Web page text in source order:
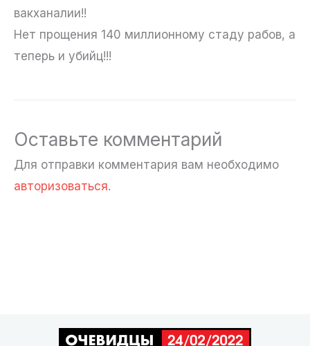
вакханалии!!
Нет прощения 140 миллионному стаду рабов, а
теперь и убийц!!!
Оставьте комментарий
Для отправки комментария вам необходимо
авторизоваться.